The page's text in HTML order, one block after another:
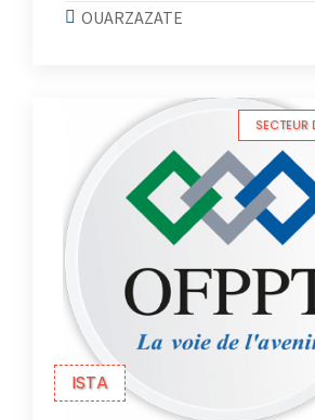
OUARZAZATE
ISTA
SECTEUR